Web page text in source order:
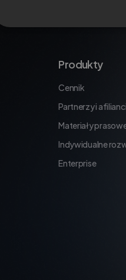
Produkty
Cennik
Partnerzy i afilianci
Materiały
Indywidualne
Enterprise